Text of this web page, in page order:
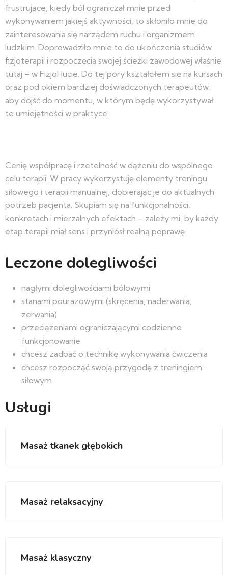
frustrujące, kiedy ból ograniczał mnie przed
wykonywaniem jakiejś aktywności, to skłoniło mnie do
zainteresowania się narządem ruchu i organizmem
ludzkim. Doprowadziło mnie to do ukończenia studiów
fizjoterapii i rozpoczęcia swojej ścieżki zawodowej właśnie
tutaj – w FizjoHucie. Do tej pory kształciłem się na kursach
oraz pod okiem bardziej doświadczonych terapeutów,
aby dojść do momentu, w którym będę wykorzystywał
te umiejętności w praktyce.
Cenię współpracę i rzetelność w dążeniu do wspólnego
celu terapii. W pracy wykorzystuję elementy treningu
siłowego i terapii manualnej, dobierając je do aktualnych
potrzeb pacjenta. Skupiam się na funkcjonalności,
konkretach i mierzalnych efektach – zależy mi, by każdy
etap terapii miał sens i przyniósł realną poprawę.
Leczone dolegliwości
nagłymi dolegliwościami bólowymi
stanami pourazowymi (skręcenia, naderwania,
zerwania)
przeciążeniami ograniczającymi codzienne
funkcjonowanie
chcesz zadbać o technikę wykonywania ćwiczenia
chcesz rozpocząć swoją przygodę z treningiem
siłowym
Usługi
Masaż tkanek głębokich
Masaż relaksacyjny
Masaż klasyczny